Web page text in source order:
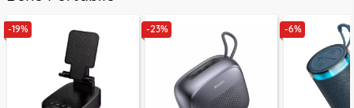
-19% -23% -6%